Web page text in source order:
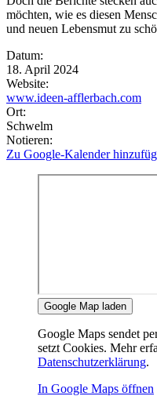
möchten, wie es diesen
und neuen Lebensmut zu
Eventdetails
Datum:
18. April 2024
Website:
www.ideen-afflerbach.com
Ort:
Schwelm
Notieren:
Zu Google-Kalender
Google Map laden
Google Maps sendet
setzt Cookies. Mehr
Datenschutzerklärung.
In Google Maps öffnen